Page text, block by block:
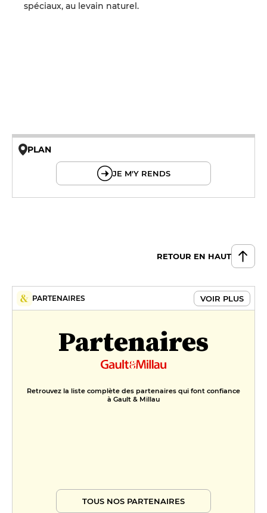
spéciaux, au levain naturel.
PLAN
JE M'Y RENDS
RETOUR EN HAUT
PARTENAIRES VOIR PLUS
Partenaires
Retrouvez la liste complète des partenaires qui font confiance
à Gault & Millau
TOUS NOS PARTENAIRES